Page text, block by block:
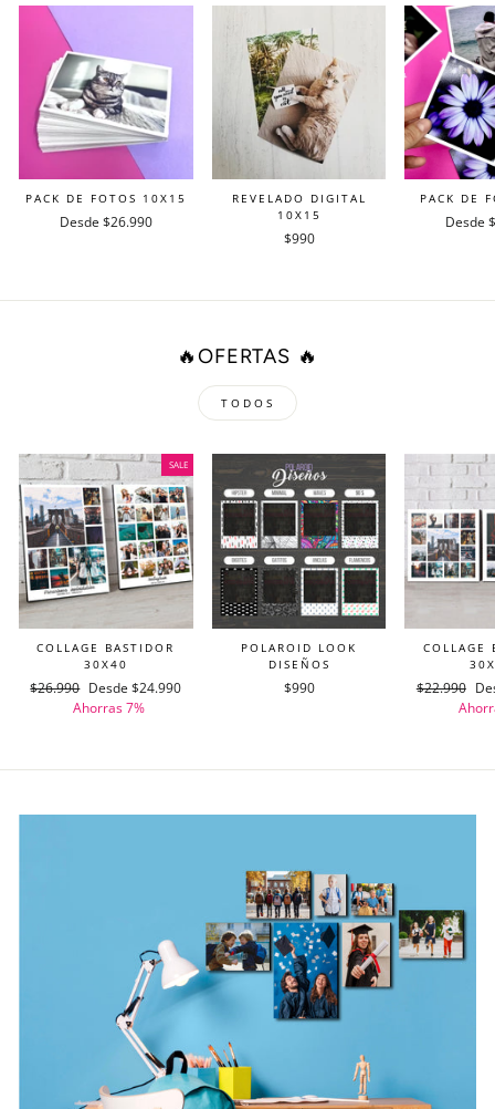
PACK DE FOTOS 10X15
Desde $26.990
REVELADO DIGITAL
10X15
$990
PACK DE
Desde
🔥OFERTAS 🔥
TODOS
SALE
COLLAGE BASTIDOR
30X40
Precio
habitual
$26.990 Precio
de
Desde $24.990
Ahorras 7%
POLAROID LOOK
DISEÑOS
$990
COLLAGE
Precio
habitual
$22.990
de